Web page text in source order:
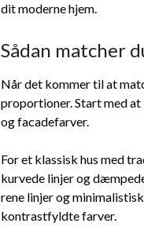
dit moderne hjem.
Sådan matcher
Når det kommer til at
proportioner. Start med
og facadefarver.
For et klassisk hus med
kurvede linjer og
rene linjer og
kontrastfyldte farver.